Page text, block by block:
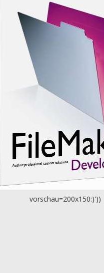
vorschau=200x150:)'))